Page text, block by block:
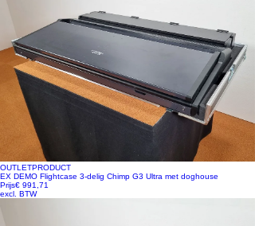
OUTLETPRODUCT
EX DEMO Flightcase 3-delig Chimp G3 Ultra met doghouse
Prijs€ 991,71
excl. BTW